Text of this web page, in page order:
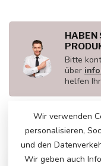
HABEN
Bitte
über
helfen
ZULETZT
Wir verwenden
personalisieren,
und den
Wir geben auch